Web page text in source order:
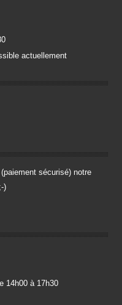
actuellement
sécurisé) notre
)
14h00 à 17h30